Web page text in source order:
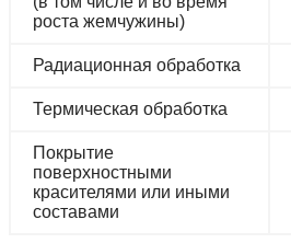
роста жемчужины)
Радиационная обработка
Термическая обработка
Покрытие
поверхностными
красителями или иными
составами